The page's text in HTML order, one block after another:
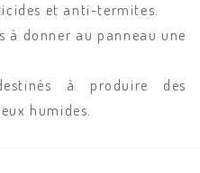
et anti-termites.
à donner au panneau une
à produire des
humides.